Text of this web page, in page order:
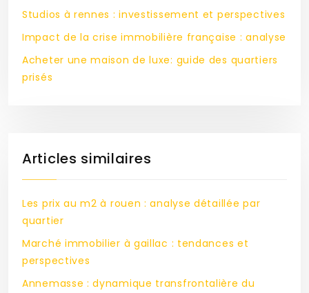
Studios à rennes : investissement et perspectives
Impact de la crise immobilière française : analyse
Acheter une maison de luxe: guide des quartiers
prisés
Articles similaires
Les prix au m2 à rouen : analyse détaillée par
quartier
Marché immobilier à gaillac : tendances et
perspectives
Annemasse : dynamique transfrontalière du